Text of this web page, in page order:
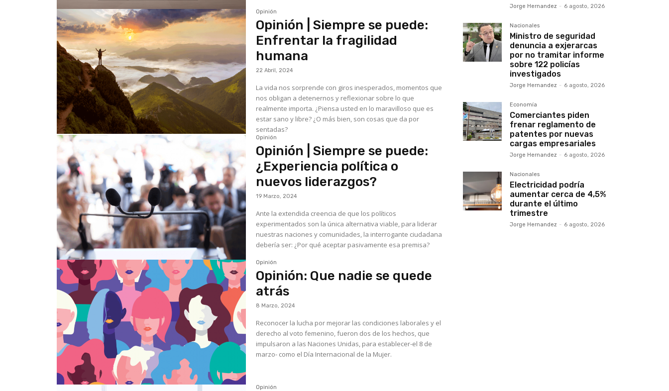
Opinión
Opinión | Siempre se puede:
Enfrentar la fragilidad
humana
22 Abril, 2024
La vida nos sorprende con giros inesperados, momentos que
nos obligan a detenernos y reflexionar sobre lo que
realmente importa. ¿Piensa usted en lo maravilloso que es
estar sano y libre? ¿O más bien, son cosas que da por
sentadas?
Opinión
Opinión | Siempre se puede:
¿Experiencia política o
nuevos liderazgos?
19 Marzo, 2024
Ante la extendida creencia de que los políticos
experimentados son la única alternativa viable, para liderar
nuestras naciones y comunidades, la interrogante ciudadana
debería ser: ¿Por qué aceptar pasivamente esa premisa?
Opinión
Opinión: Que nadie se quede
atrás
8 Marzo, 2024
Reconocer la lucha por mejorar las condiciones laborales y el
derecho al voto femenino, fueron dos de los hechos, que
impulsaron a las Naciones Unidas, para establecer-el 8 de
marzo- como el Día Internacional de la Mujer.
Opinión
Jorge Hernandez - 6 agosto, 2026
Nacionales
Ministro de seguridad
denuncia a exjerarcas
por no tramitar informe
sobre 122 policías
investigados
Jorge Hernandez - 6 agosto, 2026
Economía
Comerciantes piden
frenar reglamento de
patentes por nuevas
cargas empresariales
Jorge Hernandez - 6 agosto, 2026
Nacionales
Electricidad podría
aumentar cerca de 4,5%
durante el último
trimestre
Jorge Hernandez - 6 agosto, 2026